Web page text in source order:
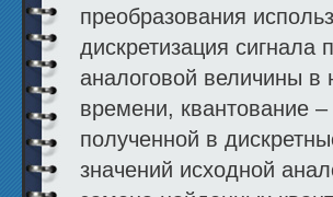
преобразования
дискретизация
аналоговой величины
времени, квантование
полученной в
значений исходной